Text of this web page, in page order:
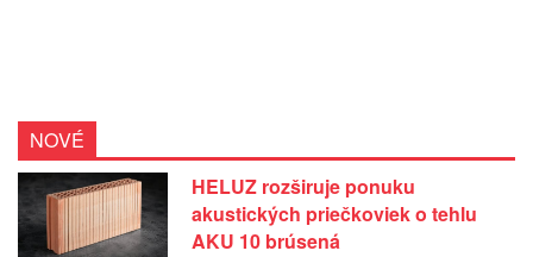
NOVÉ
HELUZ rozširuje ponuku
akustických priečkoviek o tehlu
AKU 10 brúsená